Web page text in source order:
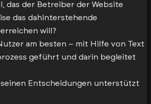
das der Betreiber der Website
das dahinterstehende
will?
am besten – mit Hilfe von Text
geführt und darin begleitet
seinen Entscheidungen unterstützt